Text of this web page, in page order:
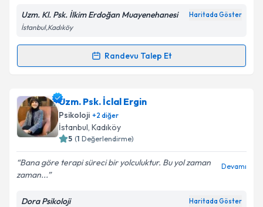
E-posta Adresiniz
Kişisel verilerimin işlenmesine ilişkinAydınlatma
kapsamda işlenmesini kabul ediyorum.
Takvim Talebini Gönder
Uzm. Kl. Psk. İlkim Erdoğan Muayenehanesi Haritada Göster
İstanbul,Kadıköy
Randevu Talep Et
Randevu Takvimi Talebi
Klinik Psikolog İlkim Erdoğan
talebi oluşturun. Size bu uzmandan randevu almanız
için bir takvim hazırlandığında e-posta ile
bilgilendireceğiz.
E-posta Adresiniz
Uzm. Psk. İclal Ergin
Psikoloji +2 diğer
İstanbul, Kadıköy
5 (1 Değerlendirme)
Bana göre terapi süreci bir yolculuktur. Bu yol zaman
zaman...
Devamı
Dora Psikoloji Haritada Göster